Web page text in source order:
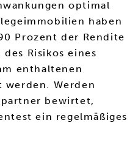
optimal
haben
Prozent der Rendite
Risikos eines
enthaltenen
werden. Werden
bewirtet,
ein regelmäßiges